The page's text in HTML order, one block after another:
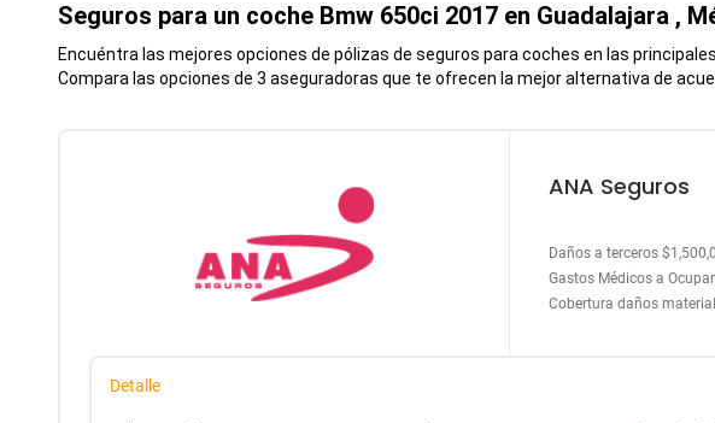
Seguros para un coche Bmw 650ci 2017 en Guadalajara ,
Encuéntra las mejores opciones de pólizas de seguros para coches en las
Compara las opciones de 3 aseguradoras que te ofrecen la mejor alternativa de
ANA Seguros
Daños a terceros
Gastos Médicos a
Cobertura daños
Detalle